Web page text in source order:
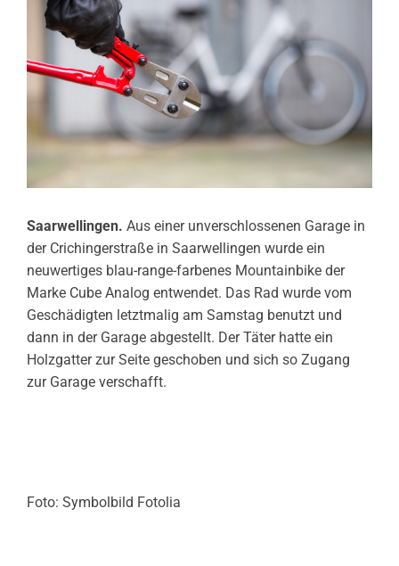
Saarwellingen. Aus einer unverschlossenen Garage in
der Crichingerstraße in Saarwellingen wurde ein
neuwertiges blau-range-farbenes Mountainbike der
Marke Cube Analog entwendet. Das Rad wurde vom
Geschädigten letztmalig am Samstag benutzt und
dann in der Garage abgestellt. Der Täter hatte ein
Holzgatter zur Seite geschoben und sich so Zugang
zur Garage verschafft.
Foto: Symbolbild Fotolia